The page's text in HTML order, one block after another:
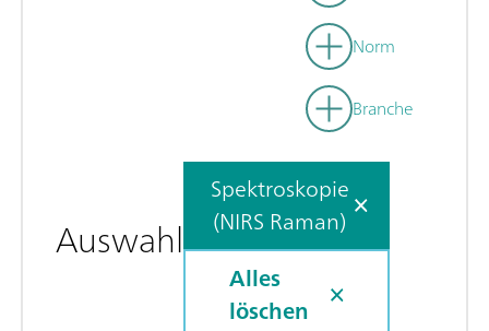
Norm
Branche
Auswahl
Spektroskopie
(NIRS Raman)
Alles
löschen